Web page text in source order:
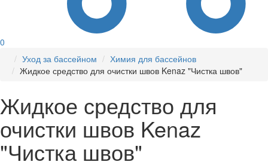
0
Уход за бассейном
Химия для бассейнов
Жидкое средство для очистки швов Kenaz "Чистка швов"
Жидкое средство для
очистки швов Kenaz
"Чистка швов"